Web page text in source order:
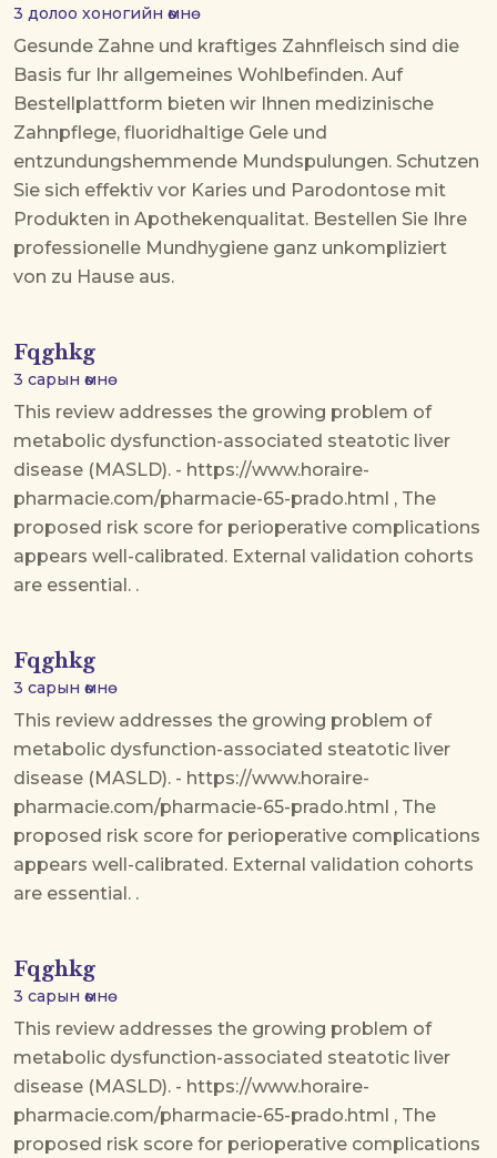
3 долоо хоногийн өмнө
Gesunde Zahne und kraftiges Zahnfleisch sind die
Basis fur Ihr allgemeines Wohlbefinden. Auf
Bestellplattform bieten wir Ihnen medizinische
Zahnpflege, fluoridhaltige Gele und
entzundungshemmende Mundspulungen. Schutzen
Sie sich effektiv vor Karies und Parodontose mit
Produkten in Apothekenqualitat. Bestellen Sie Ihre
professionelle Mundhygiene ganz unkompliziert
von zu Hause aus.
Fqghkg
3 сарын өмнө
This review addresses the growing problem of
metabolic dysfunction-associated steatotic liver
disease (MASLD). - https://www.horaire-
pharmacie.com/pharmacie-65-prado.html , The
proposed risk score for perioperative complications
appears well-calibrated. External validation cohorts
are essential. .
Fqghkg
3 сарын өмнө
This review addresses the growing problem of
metabolic dysfunction-associated steatotic liver
disease (MASLD). - https://www.horaire-
pharmacie.com/pharmacie-65-prado.html , The
proposed risk score for perioperative complications
appears well-calibrated. External validation cohorts
are essential. .
Fqghkg
3 сарын өмнө
This review addresses the growing problem of
metabolic dysfunction-associated steatotic liver
disease (MASLD). - https://www.horaire-
pharmacie.com/pharmacie-65-prado.html , The
proposed risk score for perioperative complications